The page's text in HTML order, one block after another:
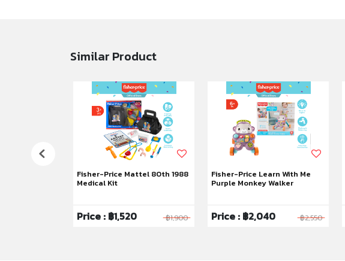
Similar Product
Fisher-Price Mattel 80th 1988
Medical Kit
Price : ฿1,520 ฿1,900
Fisher-Price Learn With Me
Purple Monkey Walker
Price : ฿2,040 ฿2,550